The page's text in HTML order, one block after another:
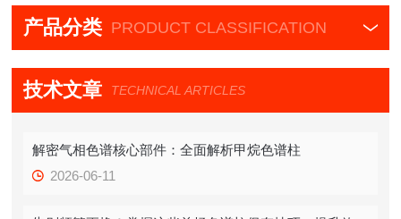
产品分类 PRODUCT CLASSIFICATION
技术文章 TECHNICAL ARTICLES
解密气相色谱核心部件：全面解析甲烷色谱柱
2026-06-11